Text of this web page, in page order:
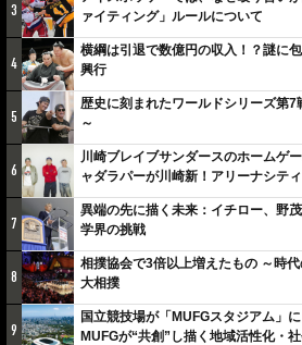
3
ァイティング」ルールについて
4
横綱は引退で数億円の収入！？謎に
興行
5
歴史に刻まれたワールドシリーズ第
～
6
川崎ブレイブサンダースのホームゲ
ャダラパーが川崎新！アリーナシテ
しみでしかないでしょ。川崎は、ず
7
異端の先に描く未来：イチロー、野
学界の挑戦
8
相撲協会で3倍以上増えたもの ～時
大相撲
9
国立競技場が「MUFGスタジアム」
MUFGが“共創”し描く地域活性化・